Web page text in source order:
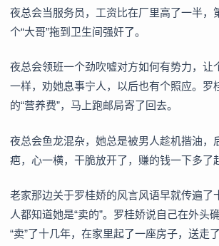
夜总会当服务员，工资比在厂里高了一半，
个“大哥”拖到卫生间强奸了。
夜总会领班一个劲吹嘘对方如何有势力，让
一样，劝她息事宁人，以后也有个照应。罗
的“营养费”，马上跑邮局寄了回去。
夜总会鱼龙混杂，她总是被男人趁机揩油，
疤，心一横，干脆放开了，赚的钱一下多了
老家那边关于罗桂娇的风言风语早就传遍了
人都知道她是“卖的”。罗桂娇说自己在外头
“卖”了十几年，在家里起了一座房子，送走